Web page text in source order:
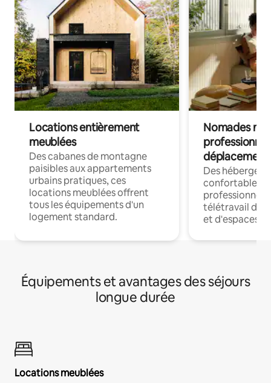
Locations entièrement
meublées
Des cabanes de montagne
paisibles aux appartements
urbains pratiques, ces
locations meublées offrent
tous les équipements d'un
logement standard.
Nomades
déplacement
Des
confortables
professionnels
télétravail
et d'espaces
Équipements et avantages des séjours
longue durée
Locations meublées